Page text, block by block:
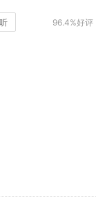
96.4%好评